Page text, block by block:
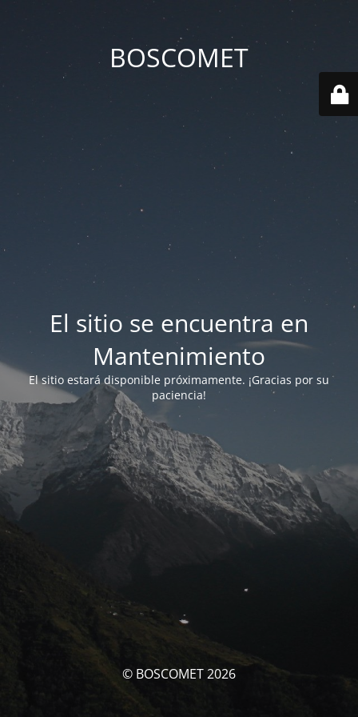
BOSCOMET
El sitio se encuentra en
Mantenimiento
El sitio estará disponible próximamente. ¡Gracias por su
paciencia!
© BOSCOMET 2026